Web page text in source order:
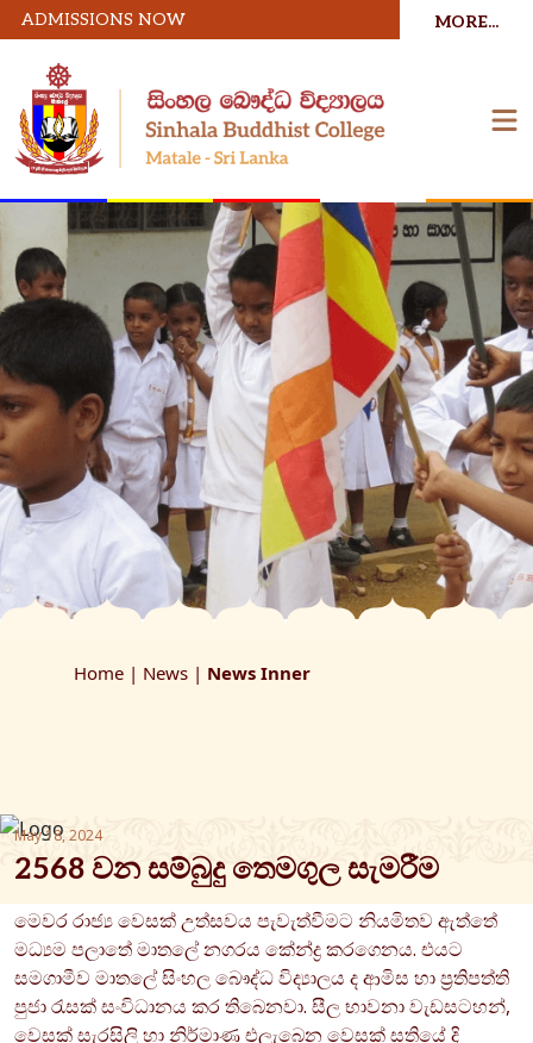
ADMISSIONS NOW MORE...
Home | News | News Inner
May 18, 2024
2568 වන සම්බුදු තෙමගුල සැමරීම
මෙවර රාජ්‍ය වෙසක් උත්සවය පැවැත්වීමට නියමිතව ඇත්තේ
මධ්‍යම පලාතේ මාතලේ නගරය කේන්ද්‍ර කරගෙනය. එයට
සමගාමීව මාතලේ සිංහල බෞද්ධ විද්‍යාලය ද ආමිස හා ප්‍රතිපත්ති
පුජා රැසක් සංවිධානය කර තිබෙනවා. සීල භාවනා වැඩසටහන්,
වෙසක් සැරසිලි හා නිර්මාණ එලැබෙන වෙසක් සතියේ දි